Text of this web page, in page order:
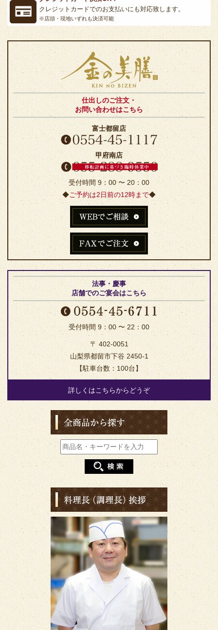
クレジットカードでのお支払いにも対応致します。
※店頭・現地いずれも決済可能
仕出しのご注文・
お問い合わせはこちら
富士都留店
甲府南店
受付時間 9：00 〜 20：00
◆ご予約は2日前の12時まで◆
法事・慶事
店舗でのご宴会はこちら
受付時間 9：00 〜 22：00
〒 402-0051
山梨県都留市下谷 2450-1
【駐車台数：100台】
詳しくはこちらからどうぞ